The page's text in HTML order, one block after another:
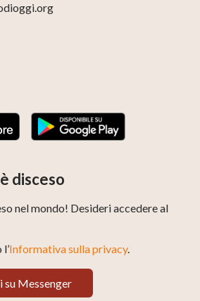
disceso
nel mondo! Desideri accedere al
Informativa sulla privacy.
su Messenger